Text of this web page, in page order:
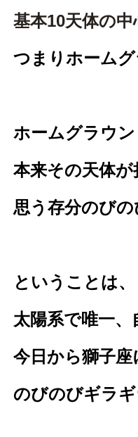
基本10天体の
つまりホーム
ホームグラウ
本来その天体
思う存分のび
ということは、
太陽系で唯一
今日から獅子
のびのびギラ